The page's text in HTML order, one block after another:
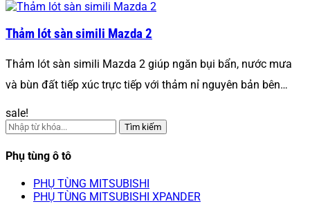
Thảm lót sàn simili Mazda 2
Thảm lót sàn simili Mazda 2 giúp ngăn bụi bẩn, nước mưa
và bùn đất tiếp xúc trực tiếp với thảm nỉ nguyên bản bên…
sale!
Tìm kiếm
Phụ tùng ô tô
PHỤ TÙNG MITSUBISHI
PHỤ TÙNG MITSUBISHI XPANDER